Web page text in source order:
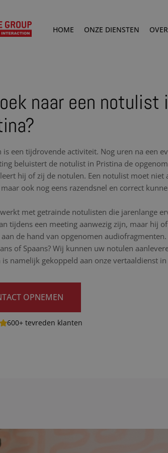
HOME ONZE DIENSTEN
naar een notulist
is een tijdrovende activiteit. Nog uren na een
beluistert de notulist in Pristina de
hij of zij de notulen. Een notulist moet niet
ook nog eens razendsnel en correct
met getrainde notulisten die jarenlange
tijdens een meeting aanwezig zijn, maar hij
de hand van opgenomen
of Spaans? Wij kunnen uw notulen
namelijk gekoppeld aan onze vertaaldienst
OPNEMEN
600+ tevreden klanten